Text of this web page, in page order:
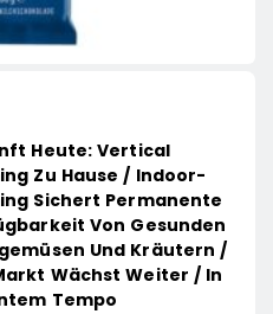
Heute: Vertical
Zu Hause / Indoor-
Sichert Permanente
Von Gesunden
Und Kräutern /
Wächst Weiter / In
Tempo